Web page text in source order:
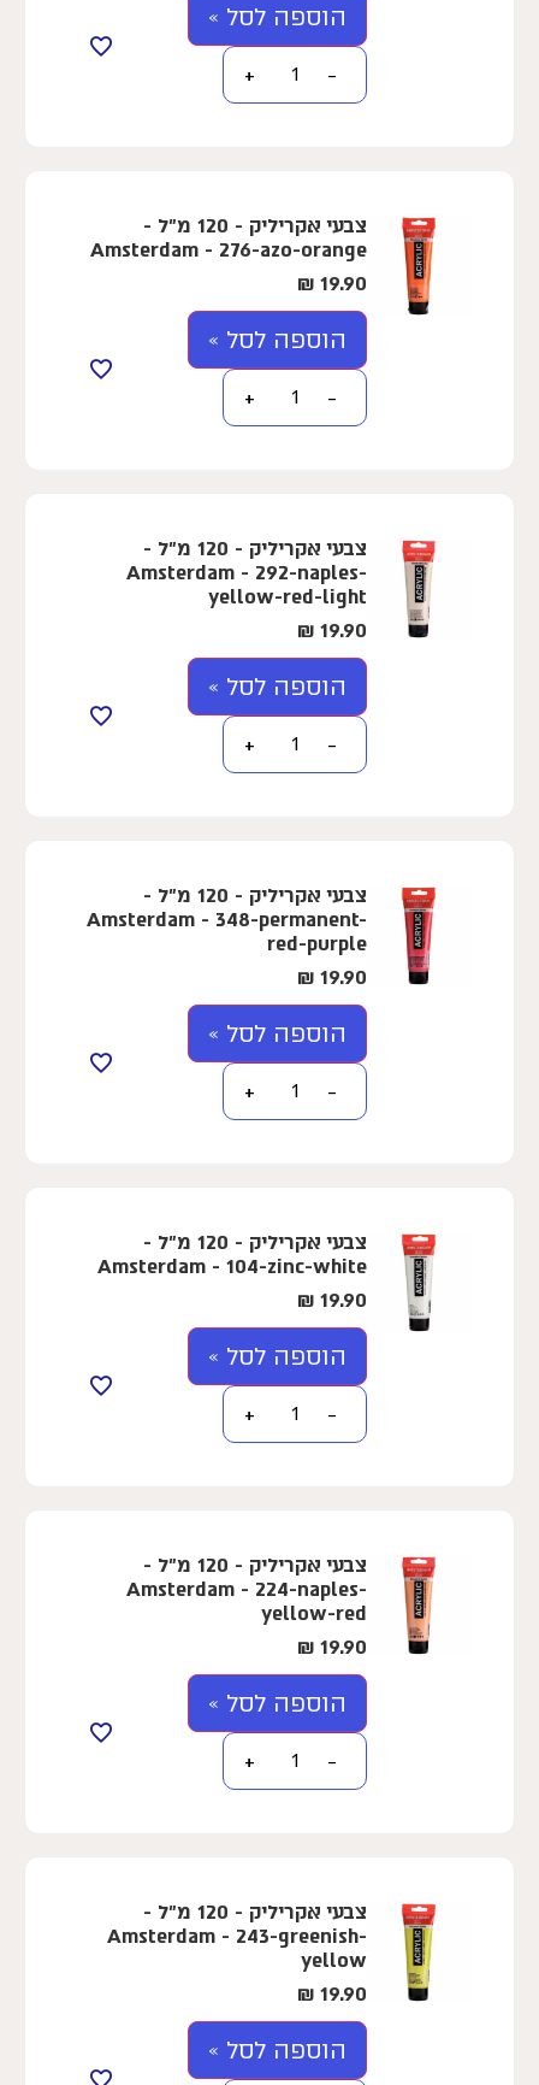
הוספה לסל »
−
+
צבעי אקריליק - 120 מ"ל -
Amsterdam - 276-azo-orange
19.90
₪
הוספה לסל »
−
+
צבעי אקריליק - 120 מ"ל -
Amsterdam - 292-naples-
yellow-red-light
19.90
₪
הוספה לסל »
−
+
צבעי אקריליק - 120 מ"ל -
Amsterdam - 348-permanent-
red-purple
19.90
₪
הוספה לסל »
−
+
צבעי אקריליק - 120 מ"ל -
Amsterdam - 104-zinc-white
19.90
₪
הוספה לסל »
−
+
צבעי אקריליק - 120 מ"ל -
Amsterdam - 224-naples-
yellow-red
19.90
₪
הוספה לסל »
−
+
צבעי אקריליק - 120 מ"ל -
Amsterdam - 243-greenish-
yellow
19.90
₪
הוספה לסל »